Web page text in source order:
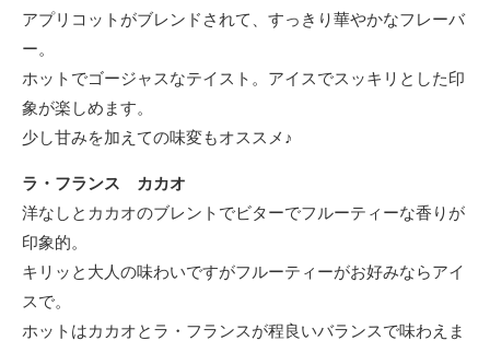
アプリコットがブレンドされて、すっきり華やかなフレーバ
ー。
ホットでゴージャスなテイスト。アイスでスッキリとした印
象が楽しめます。
少し甘みを加えての味変もオススメ♪
ラ・フランス カカオ
洋なしとカカオのブレントでビターでフルーティーな香りが
印象的。
キリッと大人の味わいですがフルーティーがお好みならアイ
スで。
ホットはカカオとラ・フランスが程良いバランスで味わえま